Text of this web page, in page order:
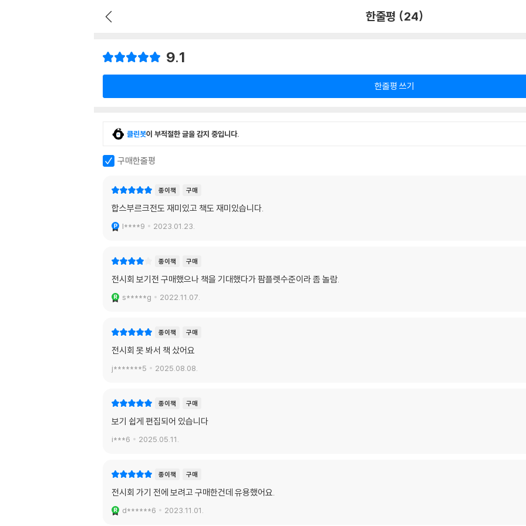
한줄평 (24)
9.1
한줄평 쓰기
클린봇이 부적절한 글을 감지 중입니다.
구매한줄평
종이책 구매
합스부르크전도 재미있고 책도 재미있습니다.
l****9 2023.01.23.
종이책 구매
전시회 보기전 구매했으나 책을 기대했다가 팜플렛수준이라 좀 놀람.
s*****g 2022.11.07.
종이책 구매
전시회 못 봐서 책 샀어요
j*******5 2025.08.08.
종이책 구매
보기 쉽게 편집되어 있습니다
i***6 2025.05.11.
종이책 구매
전시회 가기 전에 보려고 구매한건데 유용했어요.
d******6 2023.11.01.